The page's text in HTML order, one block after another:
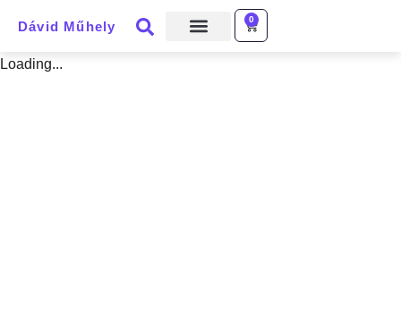
Dávid Műhely 0
Loading...